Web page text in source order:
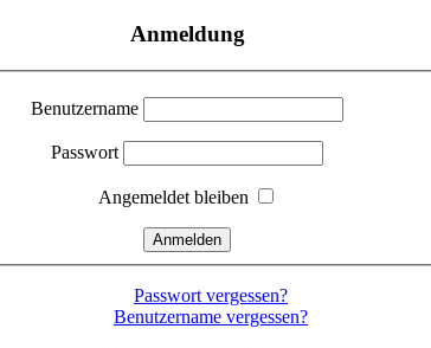
Anmeldung
Benutzername
Passwort
Angemeldet bleiben
Passwort vergessen?
Benutzername vergessen?